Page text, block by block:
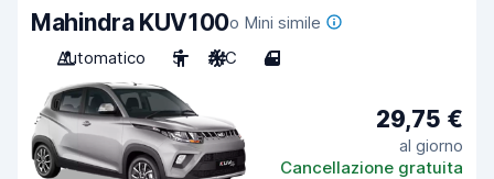
Mahindra KUV100o Mini simile
Automatico
5 A/C 4
29,75 €
al giorno
Cancellazione gratuita